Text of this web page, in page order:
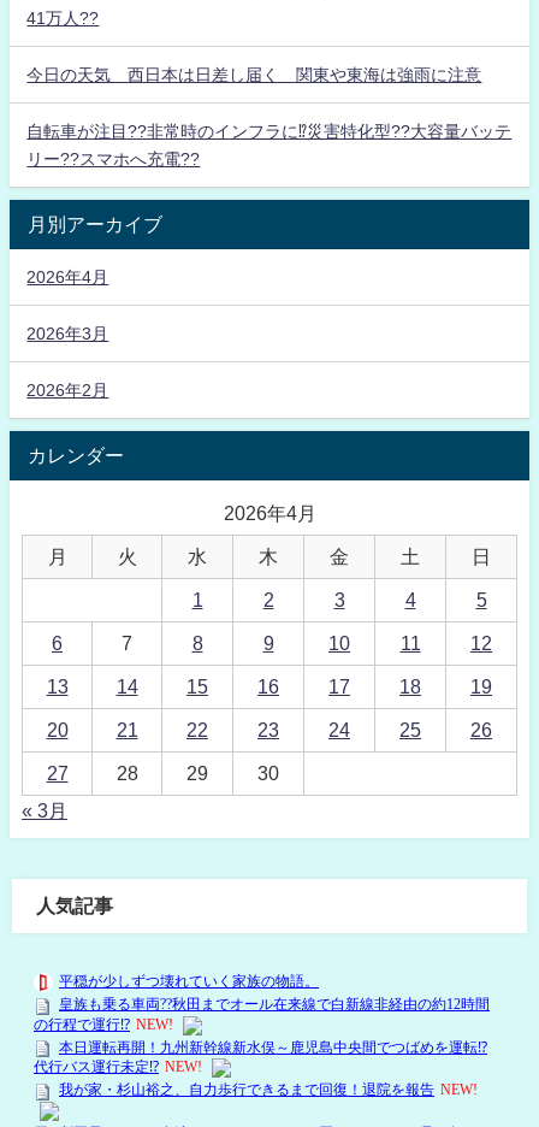
41万人??
今日の天気 西日本は日差し届く 関東や東海は強雨に注意
自転車が注目??非常時のインフラに⁉災害特化型??大容量バッテ
リー??スマホへ充電??
月別アーカイブ
2026年4月
2026年3月
2026年2月
カレンダー
2026年4月
月 火 水 木 金 土 日
1 2 3 4 5
6 7 8 9 10 11 12
13 14 15 16 17 18 19
20 21 22 23 24 25 26
27 28 29
30
« 3月
人気記事